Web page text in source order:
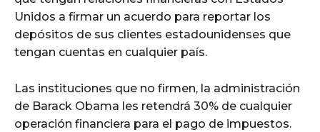
Unidos a firmar un acuerdo para reportar los
depósitos de sus clientes estadounidenses que
tengan cuentas en cualquier país.
Las instituciones que no firmen, la administración
de Barack Obama les retendrá 30% de cualquier
operación financiera para el pago de impuestos.